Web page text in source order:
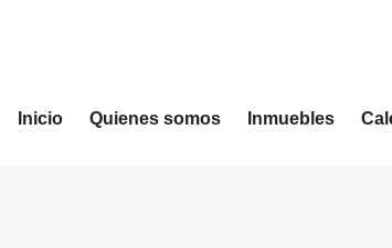
Inicio Quienes somos Inmuebles